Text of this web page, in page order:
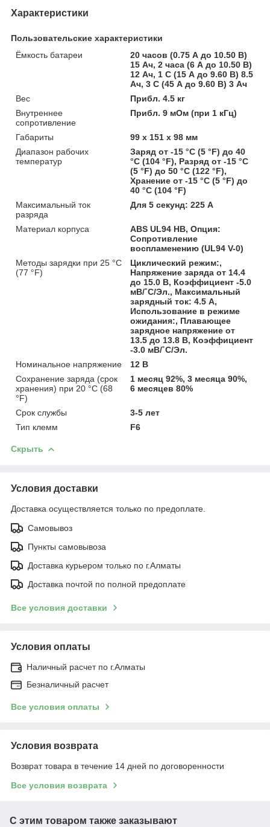
Характеристики
Пользовательские характеристики
Ёмкость батареи
20 часов (0.75 А до 10.50 В)
15 Ач, 2 часа (6 А до 10.50 В)
12 Ач, 1 C (15 А до 9.60 В) 8.5
Ач, 3 C (45 А до 9.60 В) 3 Ач
Вес
Прибл. 4.5 кг
Внутреннее
сопротивление
Прибл. 9 мОм (при 1 кГц)
Габариты
99 х 151 х 98 мм
Диапазон рабочих
температур
Заряд от -15 °С (5 °F) до 40
°С (104 °F), Разряд от -15 °С
(5 °F) до 50 °С (122 °F),
Хранение от -15 °С (5 °F) до
40 °С (104 °F)
Максимальный ток
разряда
Для 5 секунд: 225 А
Материал корпуса
ABS UL94 HB, Опция:
Сопротивление
воспламенению (UL94 V-0)
Методы зарядки при 25 °С
(77 °F)
Циклический режим:,
Напряжение заряда от 14.4
до 15.0 В, Коэффициент -5.0
мВ/˚С/Эл., Максимальный
зарядный ток: 4.5 А,
Использование в режиме
ожидания:, Плавающее
зарядное напряжение от
13.5 до 13.8 В, Коэффициент
-3.0 мВ/˚С/Эл.
Номинальное напряжение
12 В
Сохранение заряда (срок
хранения) при 20 °С (68
°F)
1 месяц 92%, 3 месяца 90%,
6 месяцев 80%
Срок службы
3-5 лет
Тип клемм
F6
Скрыть
Условия доставки
Доставка осуществляется только по предоплате.
Самовывоз
Пункты самовывоза
Доставка курьером только по г.Алматы
Доставка почтой по полной предоплате
Все условия доставки
Условия оплаты
Наличный расчет по г.Алматы
Безналичный расчет
Все условия оплаты
Условия возврата
Возврат товара в течение 14 дней по договоренности
Все условия возврата
С этим товаром также заказывают